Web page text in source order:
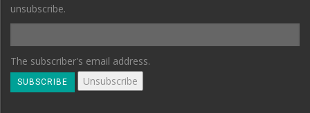
unsubscribe.
The subscriber's email address.